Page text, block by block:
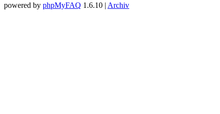
powered by phpMyFAQ 1.6.10 | Archiv